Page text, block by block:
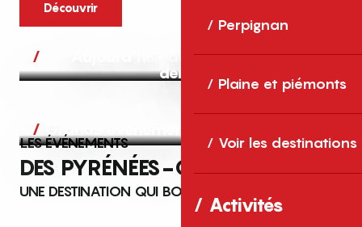
Perpignan
Plaine et piémonts
Voir les destinations
Activités
Découvrir
Aujourd’hui, demain et après-
demain
Grands événements
LES ÉVÉNEMENTS
DES PYRÉNÉES-ORIENTALES
UNE DESTINATION QUI BOUGE TOUTE L’ANNÉE